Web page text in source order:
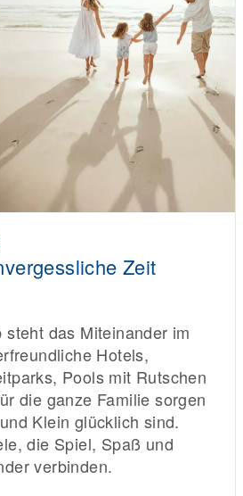
Zeit
steht das Miteinander im
Hotels,
Pools mit Rutschen
die ganze Familie sorgen
Klein glücklich sind.
die Spiel, Spaß und
verbinden.